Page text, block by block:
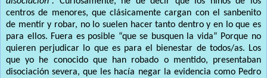
centros de menores, que clásicamente cargan con el sanbenito
de mentir y robar, no lo suelen hacer tanto dentro y en lo que es
para ellos. Fuera es posible “que se busquen la vida” Porque no
quieren perjudicar lo que es para el bienestar de todos/as. Los
que yo he conocido que han robado o mentido, presentaban
disociación severa, que les hacía negar la evidencia como Pedro